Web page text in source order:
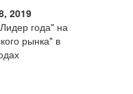
2019
года" на
рынка" в